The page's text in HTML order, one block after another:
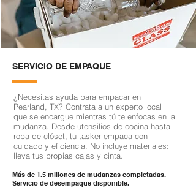
SERVICIO DE EMPAQUE
¿Necesitas ayuda para empacar en
Pearland, TX? Contrata a un experto local
que se encargue mientras tú te enfocas en la
mudanza. Desde utensilios de cocina hasta
ropa de clóset, tu tasker empaca con
cuidado y eficiencia. No incluye materiales:
lleva tus propias cajas y cinta.
Más de 1.5 millones de mudanzas completadas.
Servicio de desempaque disponible.